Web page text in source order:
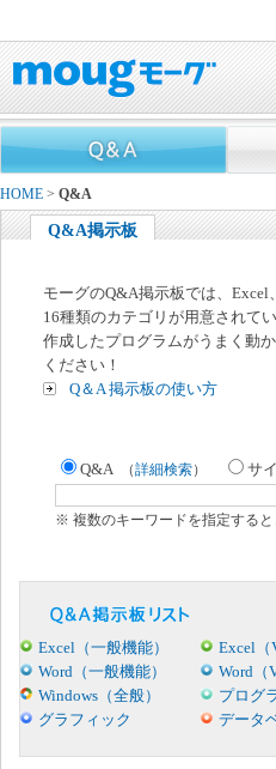
HOME > Q&A
Q&A掲示板
モーグのQ&A掲示板では、Excel
16種類のカテゴリが用意されて
作成したプログラムがうまく動
ください！
Q＆A 掲示板の使い方
Q&A （詳細検索） サ
※ 複数のキーワードを指定する
Excel（一般機能） Excel（
Word（一般機能）
Word（
Windows（全般）
プログ
グラフィック
データ